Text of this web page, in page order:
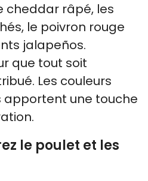
cheddar râpé, les
le poivron rouge
jalapeños.
que tout soit
Les couleurs
apportent une touche
le poulet et les